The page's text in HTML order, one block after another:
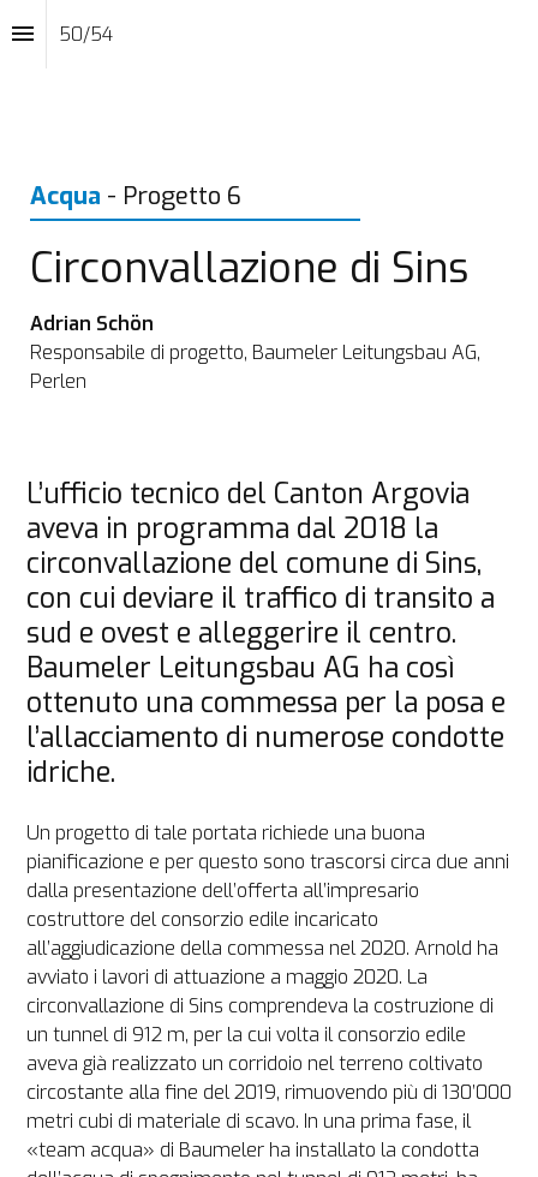
50/54
Acqua - Progetto 6
Circonvallazione di Sins
Adrian Schön
Responsabile di progetto, Baumeler Leitungsbau AG,
Perlen
L’ufficio tecnico del Canton Argovia
aveva in programma dal 2018 la
circonvallazione del comune di Sins,
con cui deviare il traffico di transito a
sud e ovest e alleggerire il centro.
Baumeler Leitungsbau AG ha così
ottenuto una commessa per la posa e
l’allacciamento di numerose condotte
idriche.
Un progetto di tale portata richiede una buona
pianificazione e per questo sono trascorsi circa due anni
dalla presentazione dell’offerta all’impresario
costruttore del consorzio edile incaricato
all’aggiudicazione della commessa nel 2020. Arnold ha
avviato i lavori di attuazione a maggio 2020. La
circonvallazione di Sins comprendeva la costruzione di
un tunnel di 912 m, per la cui volta il consorzio edile
aveva già realizzato un corridoio nel terreno coltivato
circostante alla fine del 2019, rimuovendo più di 130’000
metri cubi di materiale di scavo. In una prima fase, il
«team acqua» di Baumeler ha installato la condotta